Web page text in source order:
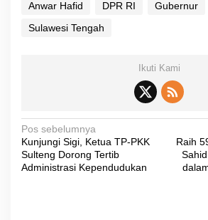
Anwar Hafid DPR RI
Gubernur
Sulawesi Tengah
Ikuti Kami
N
a
v
Pos sebelumnya
Kunjungi Sigi, Ketua TP-PKK
Sulteng Dorong Tertib
Administrasi Kependudukan
Raih